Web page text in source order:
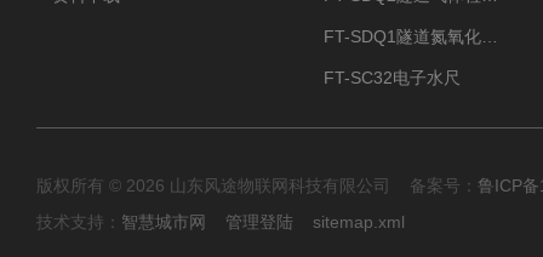
FT-SC32电子水尺
版权所有 © 2026 山东风途物联网科技有限公司 备案号： 鲁ICP
技术支持： 智慧城市网 管理登陆 sitemap.xml